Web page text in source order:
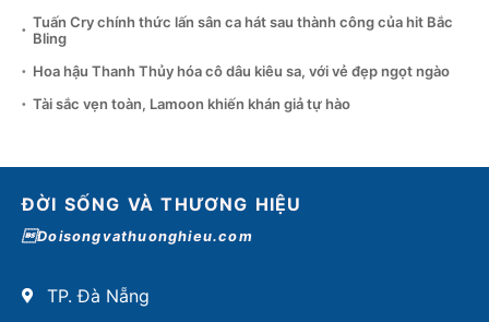
Tuấn Cry chính thức lấn sân ca hát sau thành công của hit Bắc
Bling
Hoa hậu Thanh Thủy hóa cô dâu kiêu sa, với vẻ đẹp ngọt ngào
Tài sắc vẹn toàn, Lamoon khiến khán giả tự hào
ĐỜI SỐNG VÀ THƯƠNG HIỆU
Doisongvathuonghieu.com
TP. Đà Nẵng